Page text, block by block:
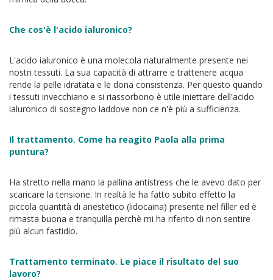
Che cos'è l'acido ialuronico?
L'acido ialuronico è una molecola naturalmente presente nei
nostri tessuti. La sua capacità di attrarre e trattenere acqua
rende la pelle idratata e le dona consistenza. Per questo quando
i tessuti invecchiano e si riassorbono è utile iniettare dell'acido
ialuronico di sostegno laddove non ce n'è più a sufficienza.
Il trattamento. Come ha reagito Paola alla prima
puntura?
Ha stretto nella mano la pallina antistress che le avevo dato per
scaricare la tensione. In realtà le ha fatto subito effetto la
piccola quantità di anestetico (lidocaina) presente nel filler ed è
rimasta buona e tranquilla perchè mi ha riferito di non sentire
più alcun fastidio.
Trattamento terminato. Le piace il risultato del suo
lavoro?